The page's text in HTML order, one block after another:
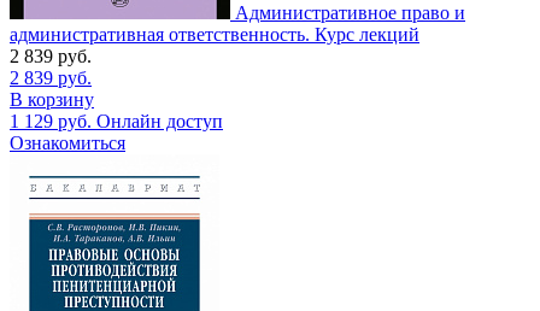
Административное право и
административная ответственность. Курс лекций
2 839 руб.
2 839 руб.
В корзину
1 129 руб. Онлайн доступ
Ознакомиться